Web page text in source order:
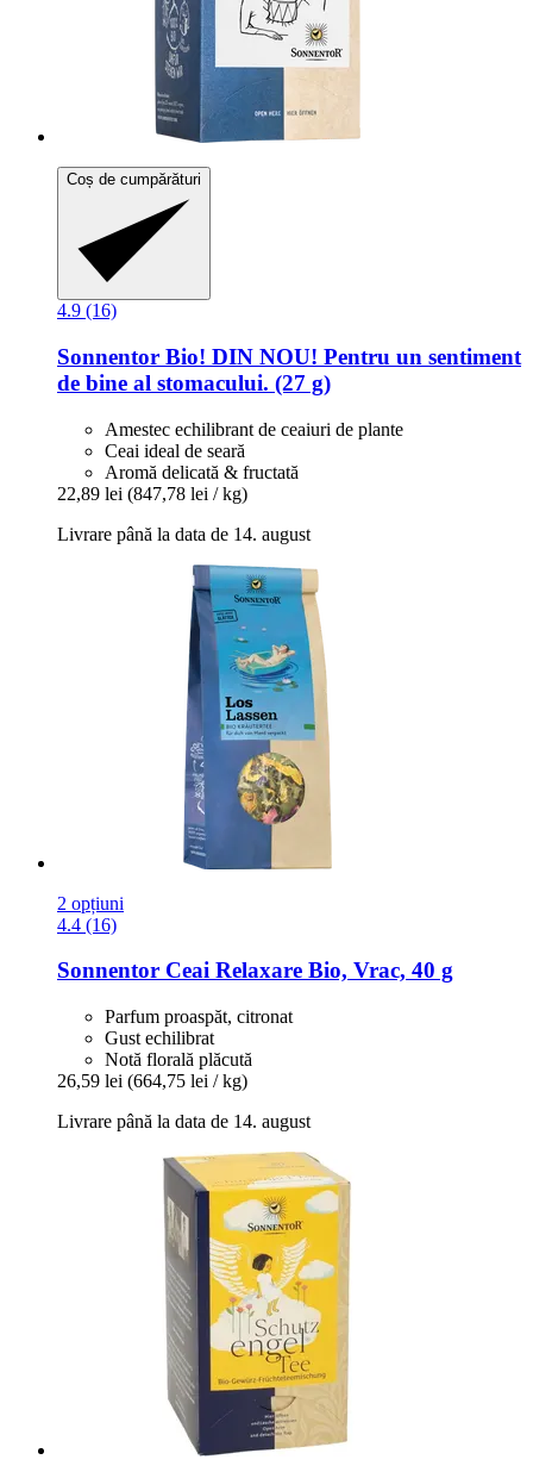
Coș de cumpărături
4.9 (16)
Sonnentor Bio! DIN NOU! Pentru un sentiment
de bine al stomacului. (27 g)
Amestec echilibrant de ceaiuri de plante
Ceai ideal de seară
Aromă delicată & fructată
22,89 lei (847,78 lei / kg)
Livrare până la data de 14. august
2 opțiuni
4.4 (16)
Sonnentor Ceai Relaxare Bio, Vrac, 40 g
Parfum proaspăt, citronat
Gust echilibrat
Notă florală plăcută
26,59 lei (664,75 lei / kg)
Livrare până la data de 14. august